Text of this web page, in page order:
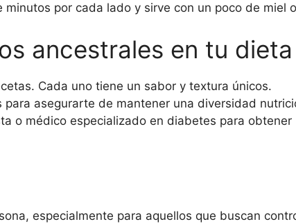
por cada lado y sirve con un poco de miel
ancestrales en tu dieta
Cada uno tiene un sabor y textura únicos.
asegurarte de mantener una diversidad
o médico especializado en diabetes para obtener
especialmente para aquellos que buscan